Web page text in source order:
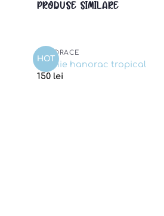
PRODUSE SIMILARE
HOT
HANORACE
Rochie hanorac tropical
150 lei